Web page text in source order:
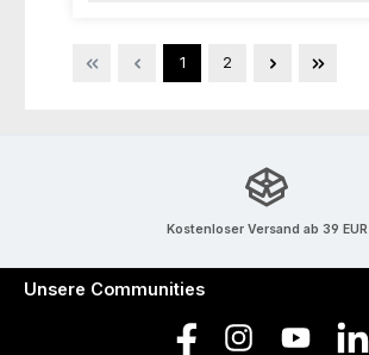
Seite
1 Seite
2
Kostenloser Versand ab 39 EUR
Unsere Communities
Facebook Instagram YouTube